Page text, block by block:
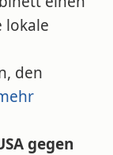
lokale
den
gegen